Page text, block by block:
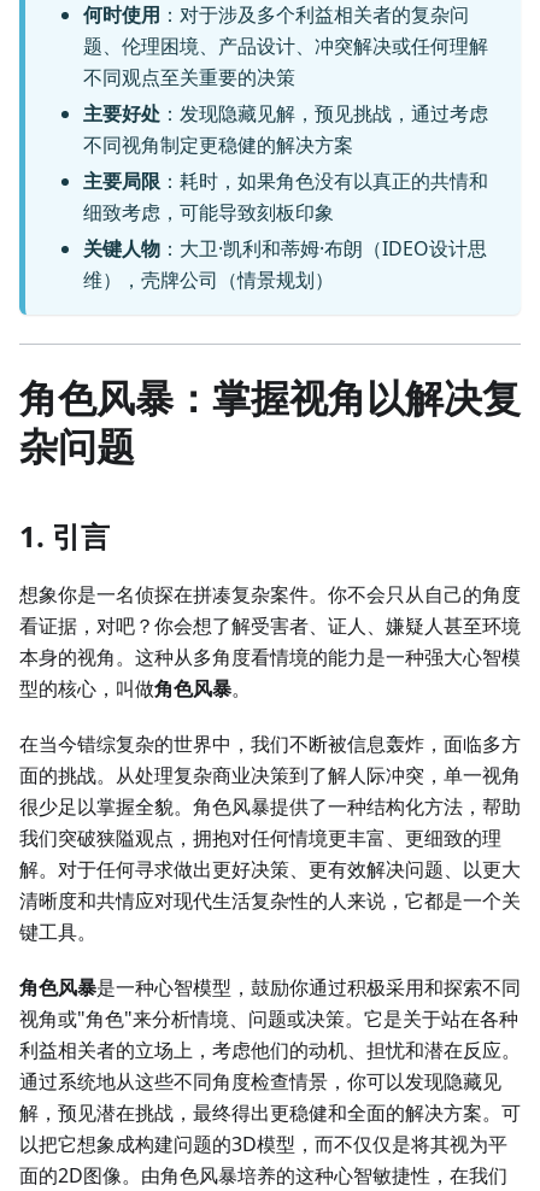
何时使用 ：对于涉及多个利益相关者的复杂问
题、伦理困境、产品设计、冲突解决或任何理解
不同观点至关重要的决策
主要好处 ：发现隐藏见解，预见挑战，通过考虑
不同视角制定更稳健的解决方案
主要局限 ：耗时，如果角色没有以真正的共情和
细致考虑，可能导致刻板印象
关键人物 ：大卫·凯利和蒂姆·布朗（IDEO设计思
维），壳牌公司（情景规划）
角色风暴：掌握视角以解决复
杂问题
1. 引言
想象你是一名侦探在拼凑复杂案件。你不会只从自己的角度
看证据，对吧？你会想了解受害者、证人、嫌疑人甚至环境
本身的视角。这种从多角度看情境的能力是一种强大心智模
型的核心，叫做角色风暴。
在当今错综复杂的世界中，我们不断被信息轰炸，面临多方
面的挑战。从处理复杂商业决策到了解人际冲突，单一视角
很少足以掌握全貌。角色风暴提供了一种结构化方法，帮助
我们突破狭隘观点，拥抱对任何情境更丰富、更细致的理
解。对于任何寻求做出更好决策、更有效解决问题、以更大
清晰度和共情应对现代生活复杂性的人来说，它都是一个关
键工具。
角色风暴是一种心智模型，鼓励你通过积极采用和探索不同
视角或"角色"来分析情境、问题或决策。它是关于站在各种
利益相关者的立场上，考虑他们的动机、担忧和潜在反应。
通过系统地从这些不同角度检查情景，你可以发现隐藏见
解，预见潜在挑战，最终得出更稳健和全面的解决方案。可
以把它想象成构建问题的3D模型，而不仅仅是将其视为平
面的2D图像。由角色风暴培养的这种心智敏捷性，在我们